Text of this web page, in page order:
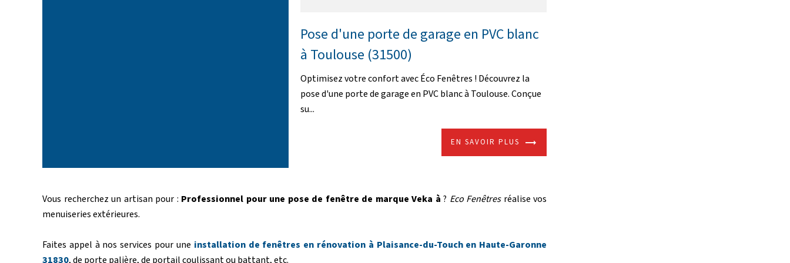
Pose d'une porte de garage en PVC blanc
à Toulouse (31500)
Optimisez votre confort avec Éco Fenêtres ! Découvrez la
pose d'une porte de garage en PVC blanc à Toulouse. Conçue
su...
EN SAVOIR PLUS
Vous recherchez un artisan pour : Professionnel pour une pose de fenêtre de marque Veka à ? Eco Fenêtresréalise vos
menuiseries extérieures.
Faites appel à nos services pour une installation de fenêtres en rénovation à Plaisance-du-Touch en Haute-Garonne
31830, de porte palière, de portail coulissant ou battant, etc.